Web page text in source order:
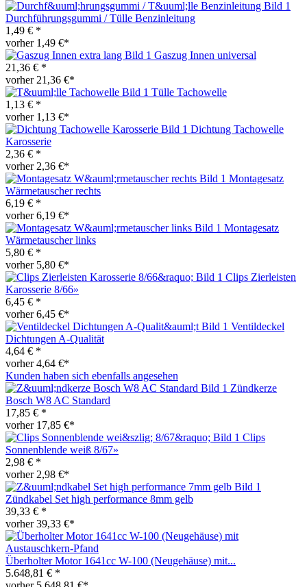
Durchführungsgummi / Tülle Benzinleitung
1,49 € *
vorher 1,49 €*
Gaszug Innen universal
21,36 € *
vorher 21,36 €*
Tülle Tachowelle
1,13 € *
vorher 1,13 €*
Dichtung Tachowelle
Karosserie
2,36 € *
vorher 2,36 €*
Montagesatz
Wärmetauscher rechts
6,19 € *
vorher 6,19 €*
Montagesatz
Wärmetauscher links
5,80 € *
vorher 5,80 €*
Clips Zierleisten
Karosserie 8/66»
6,45 € *
vorher 6,45 €*
Ventildeckel
Dichtungen A-Qualität
4,64 € *
vorher 4,64 €*
Kunden haben sich ebenfalls angesehen
Zündkerze
Bosch W8 AC Standard
17,85 € *
vorher 17,85 €*
Clips
Sonnenblende weiß 8/67»
2,98 € *
vorher 2,98 €*
Zündkabel Set high performance 8mm gelb
39,33 € *
vorher 39,33 €*
Überholter Motor 1641cc W-100 (Neugehäuse) mit...
5.648,81 € *